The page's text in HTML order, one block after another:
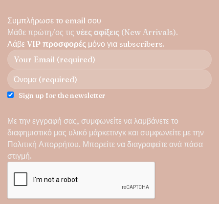
Συμπλήρωσε το email σου
Μάθε πρώτη/ος τις νέες αφίξεις (New Arrivals).
Λάβε VIP προσφορές μόνο για subscribers.
Sign up for the newsletter
Με την εγγραφή σας, συμφωνείτε να λαμβάνετε το
διαφημιστικό μας υλικό μάρκετινγκ και συμφωνείτε με την
Πολιτική Απορρήτου. Μπορείτε να διαγραφείτε ανά πάσα
στιγμή.